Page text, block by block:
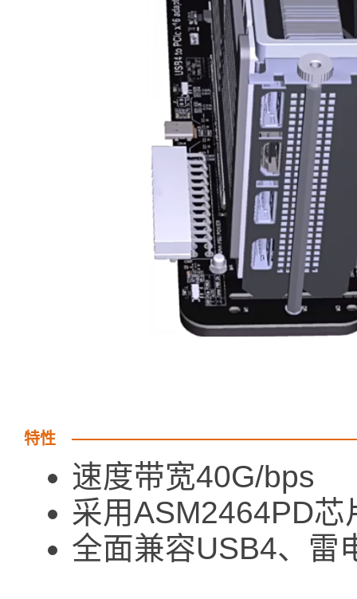
特性
速度带宽40G/bps
采用ASM2464PD芯
全面兼容USB4、雷